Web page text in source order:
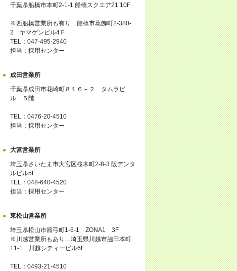
千葉県船橋市本町2-1-1 船橋スクエア21 10F
※西船橋営業所も有り…船橋市葛飾町2-380-
2 ヤマゲンビル4Ｆ
TEL：047-495-2940
担当：採用センター
成田営業所
千葉県成田市花崎町８１６－２ タムラビ
ル ５階
TEL：0476-20-4510
担当：採用センター
大宮営業所
埼玉県さいたま市大宮区桜木町2-8-3 阪デンタ
ルビル5F
TEL：048-640-4520
担当：採用センター
東松山営業所
埼玉県松山市箭弓町1-6-1 ZONA1 3F
※川越営業所もあり…埼玉県川越市脇田本町
11-1 川越シティービル6F
TEL：0493-21-4510